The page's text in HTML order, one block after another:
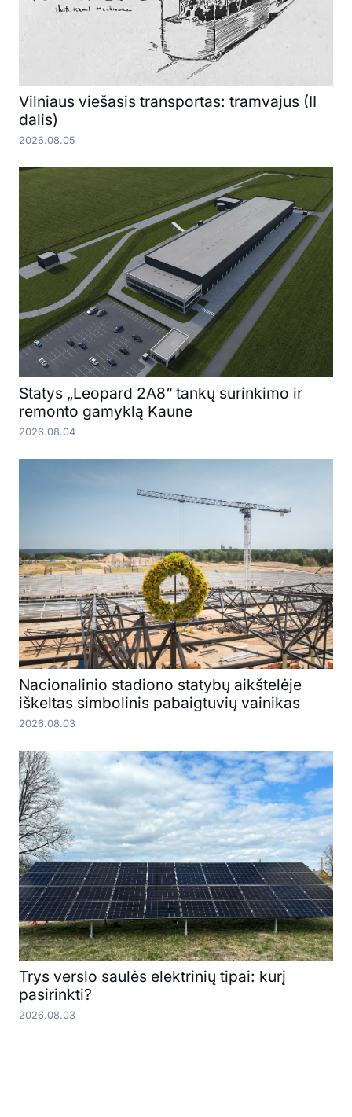
Vilniaus viešasis transportas: tramvajus (II
dalis)
2026.08.05
Statys „Leopard 2A8“ tankų surinkimo ir
remonto gamyklą Kaune
2026.08.04
Nacionalinio stadiono statybų aikštelėje
iškeltas simbolinis pabaigtuvių vainikas
2026.08.03
Trys verslo saulės elektrinių tipai: kurį
pasirinkti?
2026.08.03